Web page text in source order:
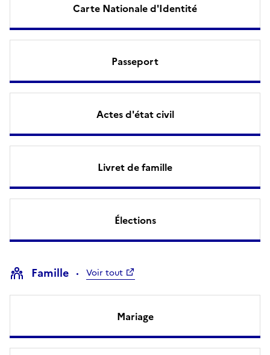
Carte Nationale d'Identité
Passeport
Actes d'état civil
Livret de famille
Élections
Famille Voir tout
Mariage